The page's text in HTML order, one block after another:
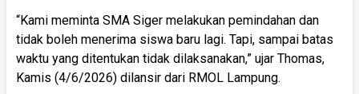
“Kami meminta SMA Siger melakukan pemindahan dan
tidak boleh menerima siswa baru lagi. Tapi, sampai batas
waktu yang ditentukan tidak dilaksanakan,” ujar Thomas,
Kamis (4/6/2026) dilansir dari RMOL Lampung.